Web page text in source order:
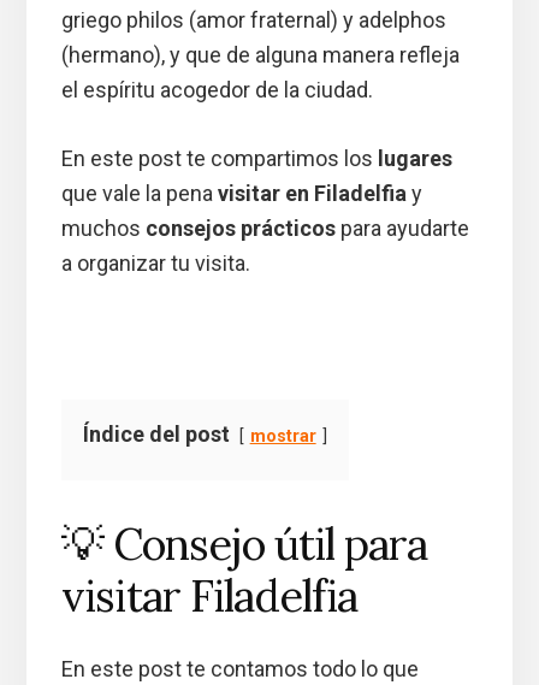
griego philos (amor fraternal) y adelphos
(hermano), y que de alguna manera refleja
el espíritu acogedor de la ciudad.
En este post te compartimos los lugares
que vale la penavisitar en Filadelfiay
muchos consejos prácticospara ayudarte
a organizar tu visita.
Índice del post mostrar
💡 Consejo útil para
visitar Filadelfia
En este post te contamos todo lo que